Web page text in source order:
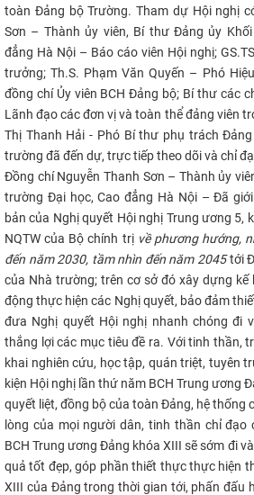
HTQT
CỰU NGƯỜI HỌC
toàn Đảng bộ Trường. Tham dự Hội nghị
Sơn – Thành ủy viên, Bí thư Đảng ủy
đẳng Hà Nội – Báo cáo viên Hội nghị;
trưởng; Th.S. Phạm Văn Quyến – Phó
đồng chí Ủy viên BCH Đảng bộ; Bí thư các
Lãnh đạo các đơn vị và toàn thể đảng viên
Thị Thanh Hải - Phó Bí thư phụ trách
trường đã đến dự, trực tiếp theo dõi và chỉ
Đồng chí Nguyễn Thanh Sơn – Thành ủy
trường Đại học, Cao đẳng Hà Nội – Đã
bản của Nghị quyết Hội nghị Trung ương 5,
NQTW của Bộ chính trị về phương hướng,
đến năm 2030, tầm nhìn đến năm 2045tới
của Nhà trường; trên cơ sở đó xây dựng
động thực hiện các Nghị quyết, bảo đảm
đưa Nghị quyết Hội nghị nhanh chóng đi
thắng lợi các mục tiêu đề ra. Với tinh thần,
khai nghiên cứu, học tập, quán triệt, tuyên
kiện Hội nghị lần thứ năm BCH Trung ương
quyết liệt, đồng bộ của toàn Đảng, hệ thống
lòng của mọi người dân, tinh thần chỉ đạo
BCH Trung ương Đảng khóa XIII sẽ sớm đi
quả tốt đẹp, góp phần thiết thực thực hiện
XIII của Đảng trong thời gian tới, phấn đấu